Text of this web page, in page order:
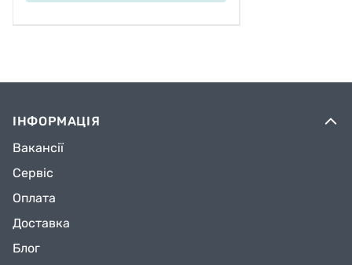
ІНФОРМАЦІЯ
Вакансії
Сервіс
Оплата
Доставка
Блог